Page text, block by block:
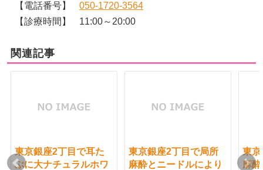
【電話番号】
050-1720-3564
【診療時間】
11:00～20:00
関連記事
東京銀座2丁目で耳た
ぶに大ナチュラルホワ
東京銀座2丁目で局所
麻酔とニードルにより
東
麻